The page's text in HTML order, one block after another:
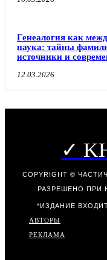
Генеалогия как
наука: тайны
источники и
12.03.2026
✓
COPYRIGHT ©
РАЗРЕШЕНО ПРИ
*ИЗДАНИЕ
АВТОРЫ
РЕКЛАМА